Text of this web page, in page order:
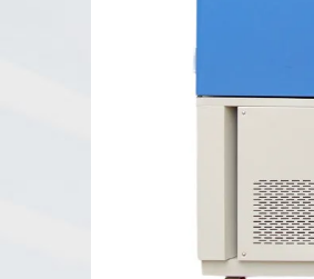
Regen Test kammer
Begehbare Kammer